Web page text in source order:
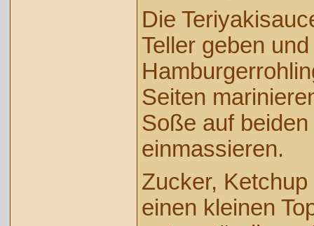
Die
Teller geben
Seiten
Soße auf
einmassieren.
Zucker,
einen kleinen